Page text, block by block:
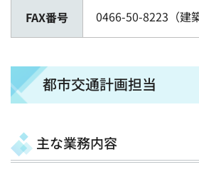
FAX番号 0466-50-8223（建
都市交通計画担当
主な業務内容